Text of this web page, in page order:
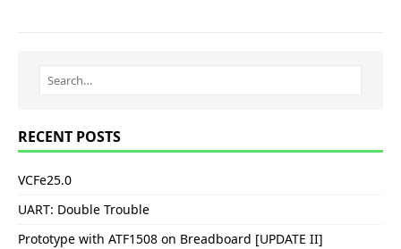
RECENT POSTS
VCFe25.0
UART: Double Trouble
Prototype with ATF1508 on Breadboard [UPDATE II]